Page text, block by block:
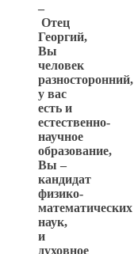
–
Отец
Георгий,
Вы
человек
разносторонний,
у вас
есть и
естественно-
научное
образование,
Вы –
кандидат
физико-
математических
наук,
и
духовное